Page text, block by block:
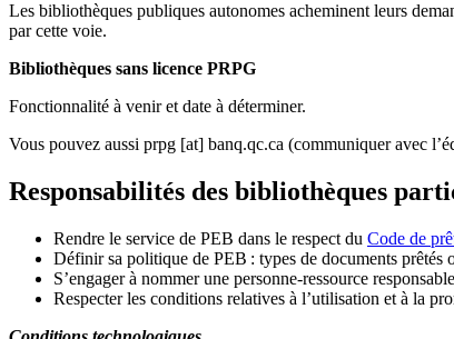
Les bibliothèques publiques autonomes acheminent leurs
par cette voie.
Bibliothèques sans licence PRPG
Fonctionnalité à venir et date à déterminer.
Vous pouvez aussi prpg [at] banq.qc.ca (communiquer avec
Responsabilités des bibliothèques
Rendre le service de PEB dans le respect du Code de
Définir sa politique de PEB : types de documents prêtés
S’engager à nommer une personne-ressource
Respecter les conditions relatives à l’utilisation et à la